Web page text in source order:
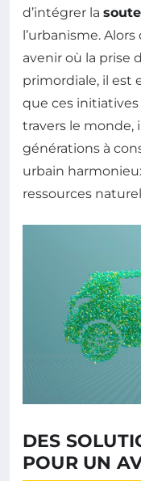
d’intégrer la
l’urbanisme.
avenir où la prise
primordiale, il est
que ces
travers le monde,
générations à
urbain
ressources
DES
POUR UN